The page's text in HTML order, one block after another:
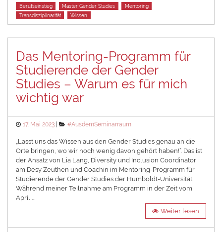
Tags
Berufseinstieg Master Gender Studies
Mentoring
Transdisziplinarität
Wissen
Das Mentoring-Programm für
Studierende der Gender
Studies – Warum es für mich
wichtig war
Posted
17. Mai 2023 Categories
#AusdemSeminarraum
„Lasst uns das Wissen aus den Gender Studies genau an die
Orte bringen, wo wir noch wenig davon gehört haben!“. Das ist
der Ansatz von Lia Lang, Diversity und Inclusion Coordinator
am Desy Zeuthen und Coachin im Mentoring-Programm für
Studierende der Gender Studies der Humboldt-Universität.
Während meiner Teilnahme am Programm in der Zeit vom
April …
Weiter lesen